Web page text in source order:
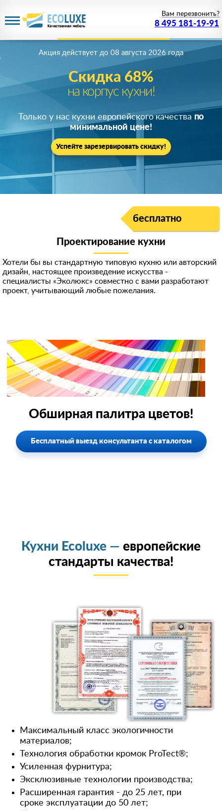
8 495 181-19-91
Вам перезвонить?
Скидка 68%
на корпус кухни!
Акция действует до 08 августа 2026 года
Только у нас кухни европейского качества по
минимальной цене!
Успейте зарезервировать скидку!
бесплатно
Проектирование кухни
Хотели бы вы стандартную типовую кухню или авторский
дизайн, настоящее произведение искусства -
специалисты «Эколюкс» совместно с вами разработают
проект, учитывающий любые пожелания.
Обширная палитра цветов!
Бесплатный выезд консультанта с каталогом
Кухни Ecoluxe — европейские
стандарты качества!
Максимальный класс экологичности
материалов;
Технология обработки кромок ProTect®;
Усиленная фурнитура;
Эксклюзивные технологии производства;
Расширенная гарантия - до 25 лет, при
сроке эксплуатации до 50 лет;